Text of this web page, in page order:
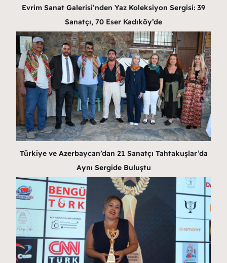
Evrim Sanat Galerisi’nden Yaz Koleksiyon Sergisi: 39
Sanatçı, 70 Eser Kadıköy’de
Türkiye ve Azerbaycan’dan 21 Sanatçı Tahtakuşlar’da
Aynı Sergide Buluştu